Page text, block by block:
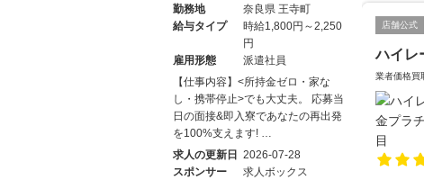
店舗公式
ハイレ
業者価格買
勤務地
奈良県 王寺町
給与タイプ
時給1,800円～2,250
円
雇用形態
派遣社員
【仕事内容】<所持金ゼロ・家な
し・携帯停止>でも大丈夫。 応募当
日の面接&即入寮であなたの再出発
を100%支えます! …
求人の更新日
2026-07-28
スポンサー
求人ボックス